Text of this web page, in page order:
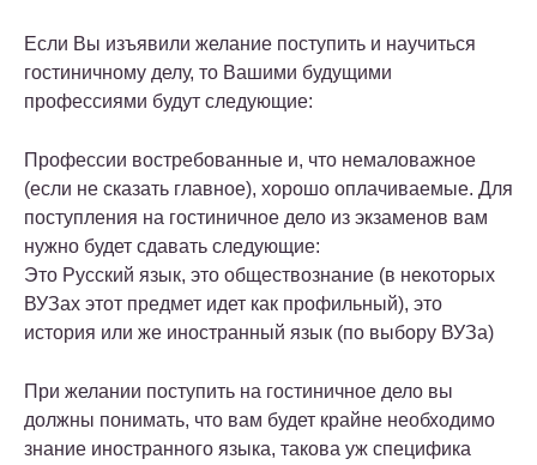
Если Вы изъявили желание поступить и научиться
гостиничному делу, то Вашими будущими
профессиями будут следующие:
Профессии востребованные и, что немаловажное
(если не сказать главное), хорошо оплачиваемые. Для
поступления на гостиничное дело из экзаменов вам
нужно будет сдавать следующие:
Это Русский язык, это обществознание (в некоторых
ВУЗах этот предмет идет как профильный), это
история или же иностранный язык (по выбору ВУЗа)
При желании поступить на гостиничное дело вы
должны понимать, что вам будет крайне необходимо
знание иностранного языка, такова уж специфика